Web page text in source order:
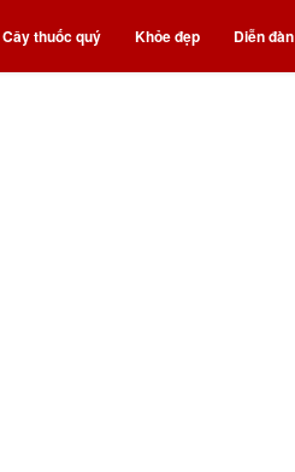
Cây thuốc quý Khỏe đẹp Diễn đàn